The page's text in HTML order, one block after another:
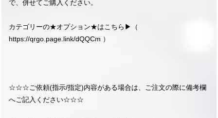
で、併せてご購入ください。
カテゴリーの★オプション★はこちら▶︎（
https://qrgo.page.link/dQQCm ）
☆☆☆ご依頼(指示/指定)内容がある場合は、ご注文の際に備考欄
へご記入ください☆☆☆